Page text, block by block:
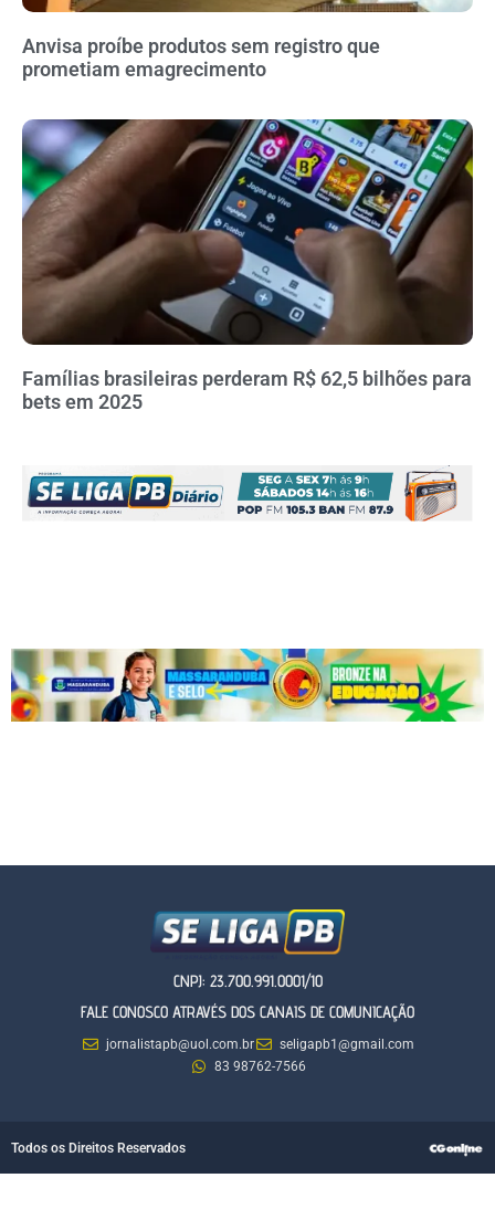
Anvisa proíbe produtos sem registro que
prometiam emagrecimento
Famílias brasileiras perderam R$ 62,5 bilhões para
bets em 2025
CNPJ: 23.700.991.0001/10
FALE CONOSCO ATRAVÉS DOS CANAIS DE COMUNICAÇÃO
jornalistapb@uol.com.br
seligapb1@gmail.com
83 98762-7566
Todos os Direitos Reservados